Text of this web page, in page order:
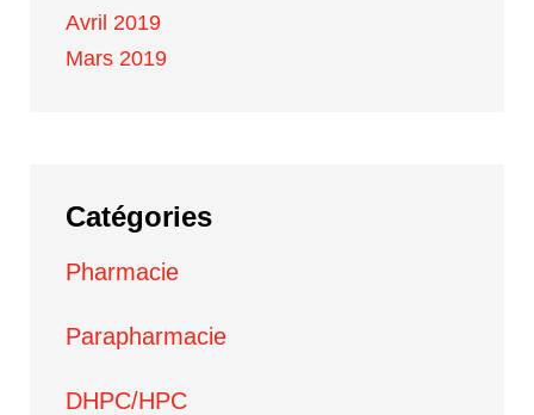
Avril 2019
Mars 2019
Catégories
Pharmacie
Parapharmacie
DHPC/HPC